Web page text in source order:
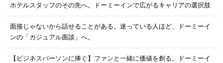
ホテルスタッフのその先へ。ドーミーインで広がるキャリアの選択肢
面接じゃないから話せることがある。迷っている人ほど、ドーミーイ
ンの「カジュアル面談」へ。
【ビジネスパーソンに捧ぐ】ファンと一緒に価値を創る。ドーミーイ